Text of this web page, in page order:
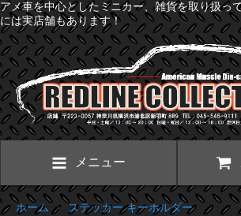
アメ車を中心としたミニカー、雑貨を取り扱っ
には実店舗もあります！
メニュー
ホーム>ステッカー キーホルダー